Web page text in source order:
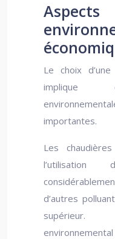
Aspects
Le choix
implique
importantes.
Les
d’autres
supérieur.